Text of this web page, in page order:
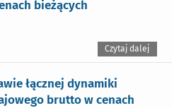
bieżących
Czytaj dalej
łącznej dynamiki
brutto w cenach